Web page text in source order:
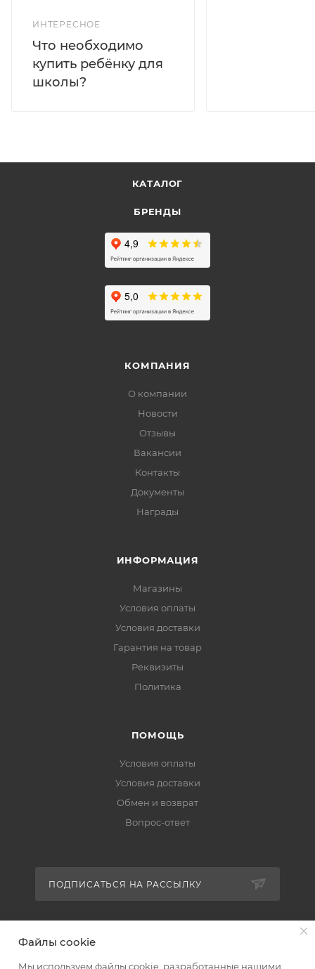
ИНТЕРЕСНОЕ
Что необходимо
купить ребёнку для
школы?
КАТАЛОГ
БРЕНДЫ
КОМПАНИЯ
О компании
Новости
Отзывы
Вакансии
Контакты
Документы
Награды
ИНФОРМАЦИЯ
Магазины
Условия оплаты
Условия доставки
Гарантия на товар
Реквизиты
Политика
ПОМОЩЬ
Условия оплаты
Условия доставки
Обмен и возврат
Вопрос-ответ
ПОДПИСАТЬСЯ НА РАССЫЛКУ
altus@poligraf-kit.ru
Файлы cookie
Мы используем файлы cookie, разработанные нашими